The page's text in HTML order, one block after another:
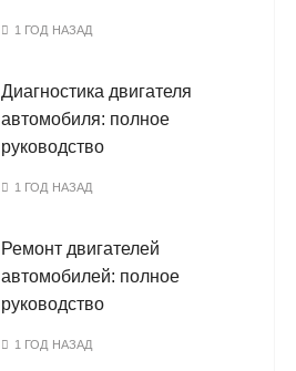
1 ГОД НАЗАД
Диагностика двигателя
автомобиля: полное
руководство
1 ГОД НАЗАД
Ремонт двигателей
автомобилей: полное
руководство
1 ГОД НАЗАД